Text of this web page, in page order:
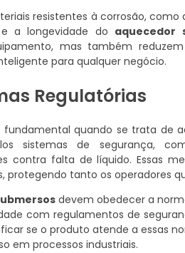
resistentes à corrosão,
a longevidade do aquecedor
mas também
para qualquer negócio.
Regulatórias
quando se trata de
sistemas de segurança,
contra falta de líquido. Essas
protegendo tanto os operadores
devem obedecer a
com regulamentos de
se o produto atende a essas
em processos industriais.